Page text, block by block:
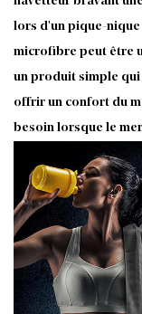
lors d'un pique-
microfibre peut être
un produit simple
offrir un confort du
besoin lorsque le